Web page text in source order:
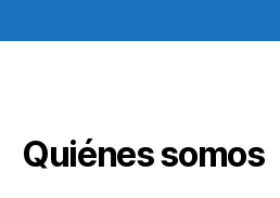
Quiénes somos